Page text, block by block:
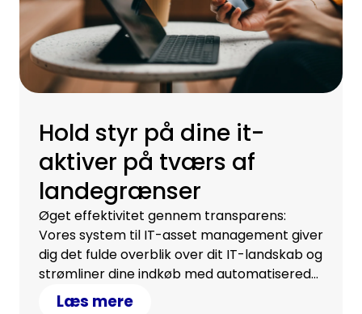
Hold styr på dine it-
aktiver på tværs af
landegrænser
Øget effektivitet gennem transparens:
Vores system til IT-asset management giver
dig det fulde overblik over dit IT-landskab og
strømliner dine indkøb med automatiserede
processer.
Læs mere